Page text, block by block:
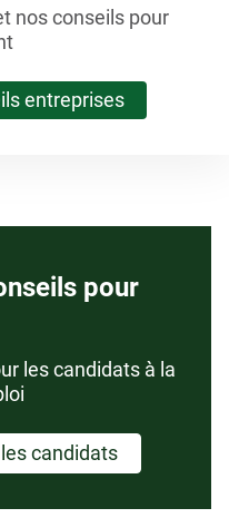
nos conseils pour
entreprises
pour
les candidats à la
candidats